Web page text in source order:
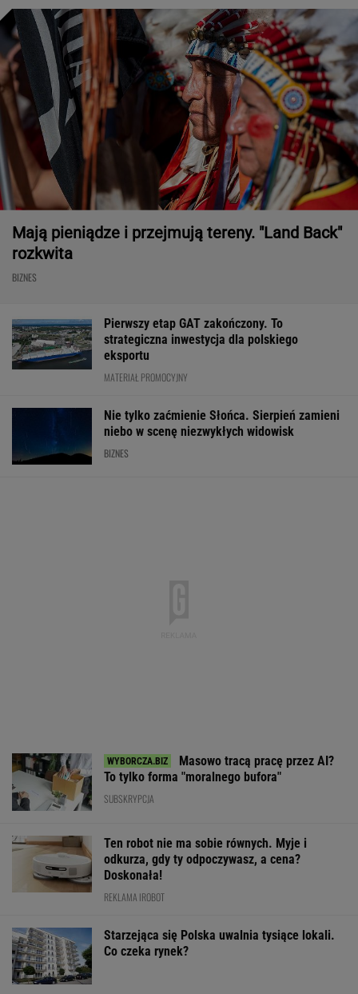
Mają pieniądze i przejmują tereny. "Land Back"
rozkwita
BIZNES
Pierwszy etap GAT zakończony. To
strategiczna inwestycja dla polskiego
eksportu
MATERIAŁ PROMOCYJNY
Nie tylko zaćmienie Słońca. Sierpień zamieni
niebo w scenę niezwykłych widowisk
BIZNES
Masowo tracą pracę przez AI?
To tylko forma "moralnego bufora"
SUBSKRYPCJA
Ten robot nie ma sobie równych. Myje i
odkurza, gdy ty odpoczywasz, a cena?
Doskonała!
REKLAMA IROBOT
Starzejąca się Polska uwalnia tysiące lokali.
Co czeka rynek?